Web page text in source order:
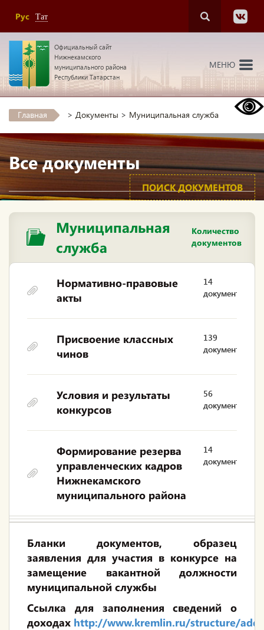
Рус Тат
Официальный сайт
Нижнекамского
муниципального района
Республики Татарстан
МЕНЮ
Главная > Документы > Муниципальная служба
Все документы
ПОИСК ДОКУМЕНТОВ
Муниципальная
служба
Количество
документов
Нормативно-правовые
акты
14
документов
Присвоение классных
чинов
139
документов
Условия и результаты
конкурсов
56
документов
Формирование резерва
управленческих кадров
Нижнекамского
муниципального района
14
документов
Бланки документов, образец
заявления для участия в конкурсе на
замещение вакантной должности
муниципальной службы
Ссылка для заполнения сведений о
доходах http://www.kremlin.ru/structure/